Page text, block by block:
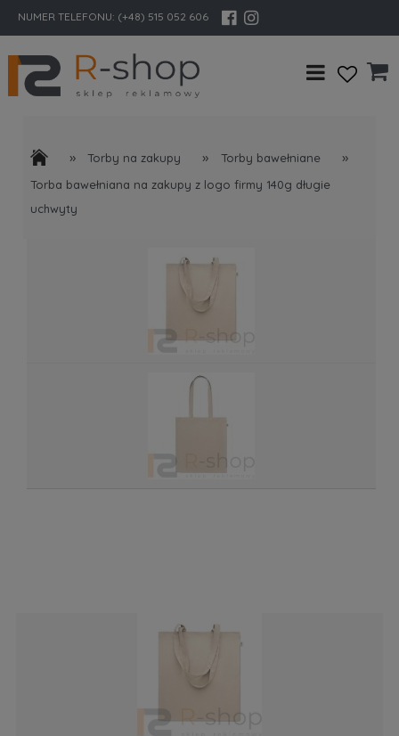
NUMER TELEFONU: (+48) 515 052 606
» Torby na zakupy » Torby bawełniane »
Torba bawełniana na zakupy z logo firmy 140g długie
uchwyty